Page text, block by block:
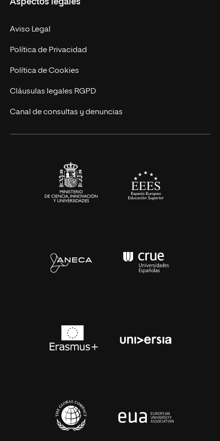
Doctorados
Experto Universitario
Postgrados
Cursos Universitarios
Facultades
Nuestro Equipo
Trabaja en UNIR
Actualidad
UNIR Revista
Eventos
Aspectos legales
Aviso Legal
Política de Privacidad
Política de Cookies
Cláusulas legales RGPD
Canal de consultas y denuncias